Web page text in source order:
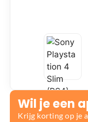
Wil je een
Krijg korting op je